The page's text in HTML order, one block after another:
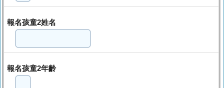
報名孩童2姓名
報名孩童2年齡